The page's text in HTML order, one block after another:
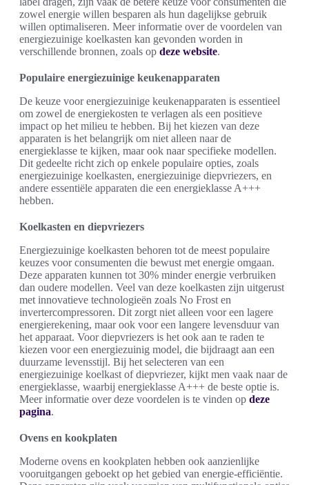
zowel energie willen besparen als hun dagelijkse gebruik
willen optimaliseren. Meer informatie over de voordelen van
energiezuinige koelkasten kan gevonden worden in
verschillende bronnen, zoals op deze website.
Populaire energiezuinige keukenapparaten
De keuze voor energiezuinige keukenapparaten is essentieel
om zowel de energiekosten te verlagen als een positieve
impact op het milieu te hebben. Bij het kiezen van deze
apparaten is het belangrijk om niet alleen naar de
energieklasse te kijken, maar ook naar specifieke modellen.
Dit gedeelte richt zich op enkele populaire opties, zoals
energiezuinige koelkasten, energiezuinige diepvriezers, en
andere essentiële apparaten die een energieklasse A+++
hebben.
Koelkasten en diepvriezers
Energiezuinige koelkasten behoren tot de meest populaire
keuzes voor consumenten die bewust met energie omgaan.
Deze apparaten kunnen tot 30% minder energie verbruiken
dan oudere modellen. Veel van deze koelkasten zijn uitgerust
met innovatieve technologieën zoals No Frost en
invertercompressoren. Dit zorgt niet alleen voor een lagere
energierekening, maar ook voor een langere levensduur van
het apparaat. Voor diepvriezers is het ook aan te raden te
kiezen voor een energiezuinig model, die bijdraagt aan een
duurzame levensstijl. Bij het selecteren van een
energiezuinige koelkast of diepvriezer, kijkt men vaak naar de
energieklasse, waarbij energieklasse A+++ de beste optie is.
Meer informatie over deze voordelen is te vinden op deze
pagina.
Ovens en kookplaten
Moderne ovens en kookplaten hebben ook aanzienlijke
vooruitgangen geboekt op het gebied van energie-efficiëntie.